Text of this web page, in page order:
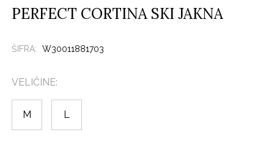
PERFECT CORTINA SKI JAKNA
ŠIFRA: W30011881703
VELIČINE:
M L